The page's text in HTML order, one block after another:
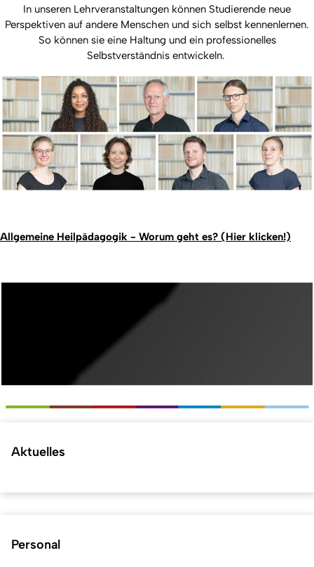
In unseren Lehrveranstaltungen können Studierende neue
Perspektiven auf andere Menschen und sich selbst kennenlernen.
So können sie eine Haltung und ein professionelles
Selbstverständnis entwickeln.
Allgemeine Heilpädagogik - Worum geht es? (Hier klicken!)
Aktuelles
Personal